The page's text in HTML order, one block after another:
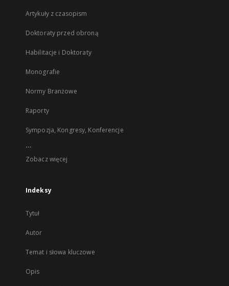
Artykuły z czasopism
Doktoraty przed obroną
Habilitacje i Doktoraty
Monografie
Normy Branżowe
Raporty
Sympozja, Kongresy, Konferencje
...
Zobacz więcej
Indeksy
Tytuł
Autor
Temat i słowa kluczowe
Opis